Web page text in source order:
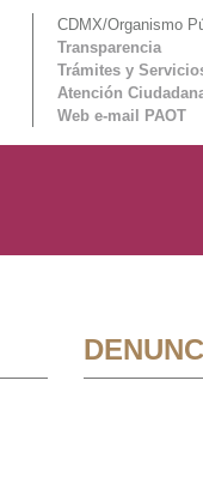
CDMX/Organismo
Transparencia
Trámites y
Atención
Web e-mail PAOT